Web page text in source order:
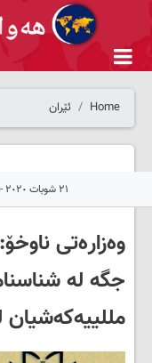
Home ئێران
٢١ شوبات ٢٠٢٠ - ١٠:٠١
وەزارەتی
جگە لە